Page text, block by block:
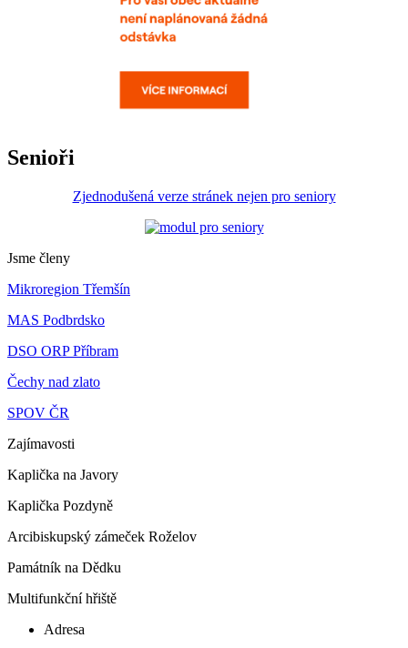
Senioři
Zjednodušená verze stránek nejen pro seniory
Jsme členy
Mikroregion Třemšín
MAS Podbrdsko
DSO ORP Příbram
Čechy nad zlato
SPOV ČR
Zajímavosti
Kaplička na Javory
Kaplička Pozdyně
Arcibiskupský zámeček Roželov
Památník na Dědku
Multifunkční hřiště
Adresa